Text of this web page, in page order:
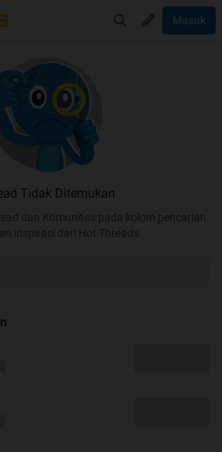
Masuk
Tidak Ditemukan
dan Komunitas pada kolom pencarian.
inspirasi dari Hot Threads.